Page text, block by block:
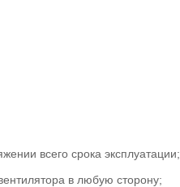
всего срока эксплуатации;
в любую сторону;